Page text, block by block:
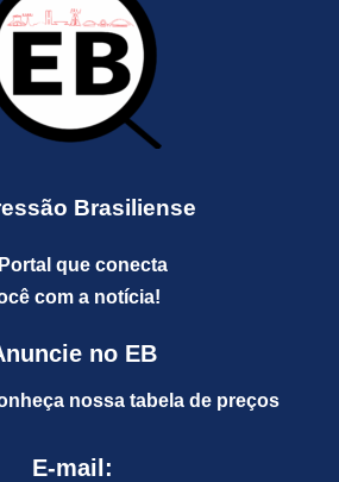
Brasiliense
que conecta
com a notícia!
no EB
nossa tabela de preços
E-mail: